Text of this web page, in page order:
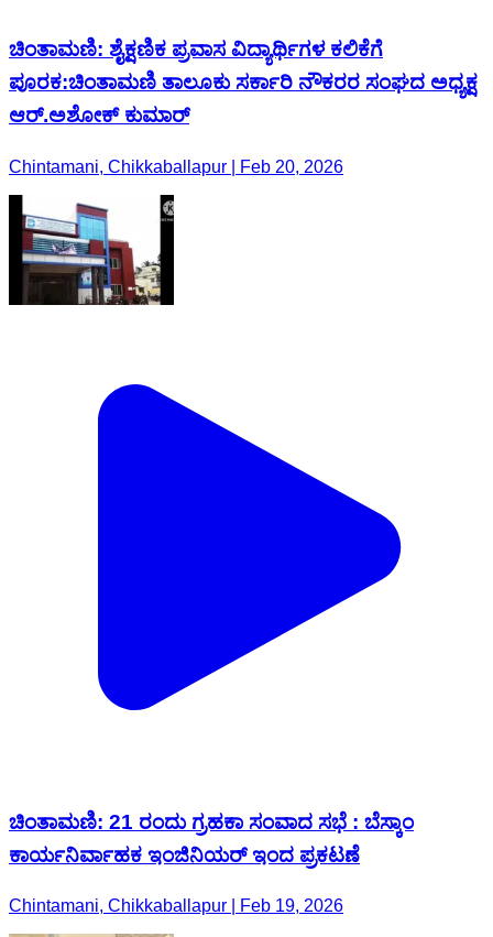
ಚಿಂತಾಮಣಿ: ಶೈಕ್ಷಣಿಕ ಪ್ರವಾಸ ವಿದ್ಯಾರ್ಥಿಗಳ ಕಲಿಕೆಗೆ
ಪೂರಕ:ಚಿಂತಾಮಣಿ ತಾಲೂಕು ಸರ್ಕಾರಿ ನೌಕರರ ಸಂಘದ ಅಧ್ಯಕ್ಷ
ಆರ್.ಅಶೋಕ್ ಕುಮಾರ್
Chintamani, Chikkaballapur | Feb 20, 2026
ಚಿಂತಾಮಣಿ: 21 ರಂದು ಗ್ರಹಕಾ ಸಂವಾದ ಸಭೆ : ಬೆಸ್ಕಾಂ
ಕಾರ್ಯನಿರ್ವಾಹಕ ಇಂಜಿನಿಯರ್ ಇಂದ ಪ್ರಕಟಣೆ
Chintamani, Chikkaballapur | Feb 19, 2026